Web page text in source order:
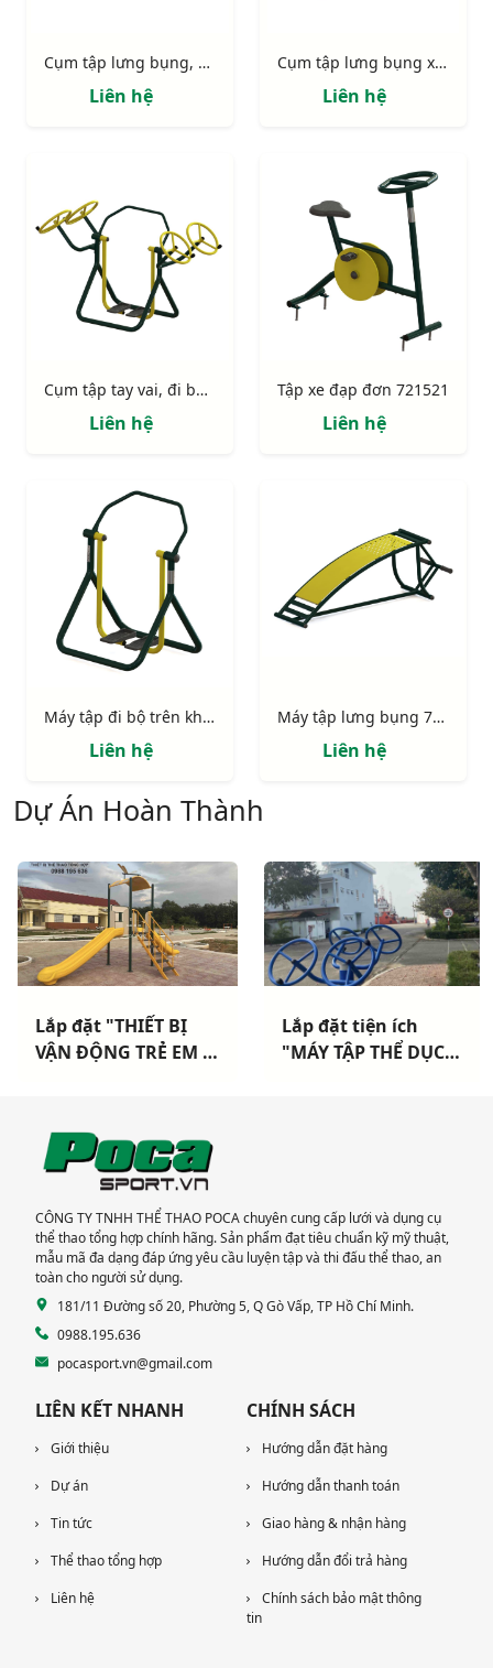
Cụm tập lưng bụng, xoay eo, xe đạp 723335
Liên hệ
Cụm tập lưng bụng xoay eo đi bộ 723334
Liên hệ
Cụm tập tay vai, đi bộ 723143
Liên hệ
Tập xe đạp đơn 721521
Liên hệ
Máy tập đi bộ trên không 721421
Liên hệ
Máy tập lưng bụng 721311
Liên hệ
Dự Án Hoàn Thành
Lắp đặt "THIẾT BỊ
VẬN ĐỘNG TRẺ EM +
UBND xã Long Chữ -
Bến Cầu - Tây Ninh
Lắp đặt tiện ích
"MÁY TẬP THỂ DỤC
CÔNG TY TNHH THỂ THAO POCA chuyên cung cấp lưới và dụng cụ
thể thao tổng hợp chính hãng. Sản phẩm đạt tiêu chuẩn kỹ mỹ thuật,
mẫu mã đa dạng đáp ứng yêu cầu luyện tập và thi đấu thể thao, an
toàn cho người sử dụng.
181/11 Đường số 20, Phường 5, Q Gò Vấp, TP Hồ Chí Minh.
0988.195.636
pocasport.vn@gmail.com
LIÊN KẾT NHANH
Giới thiệu
Dự án
Tin tức
Thể thao tổng hợp
Liên hệ
CHÍNH SÁCH
Hướng dẫn đặt hàng
Hướng dẫn thanh toán
Giao hàng & nhận hàng
Hướng dẫn đổi trả hàng
Chính sách bảo mật thông
tin